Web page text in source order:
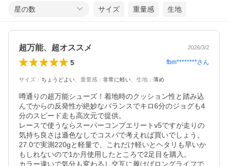
星の数 サイズ 重量感 生地
超万能、超オススメ 2026/3/2
5 fbm********さん
サイズ ： ちょうどよい 重量感 ： 非常に軽い 生地 ： 薄め
噂通りの超万能シューズ！着地時のクッション性と踏み込
んでからの反発性が絶妙なバランスでキロ6分のジョグも4
分のスピード走も高次元で提供。
レースで使うならスーパーコンプエリートv5ですが走りの
気持ち良さは遜色なしでコスパで考えれば買いでしょう。
27.0で実測220gと軽量で、これだけ軽いとヘタリも早いか
もしれないので1か月使用したところで2足目を購入。
カラー違いで気分も変わるし交互に履けばロングライフで